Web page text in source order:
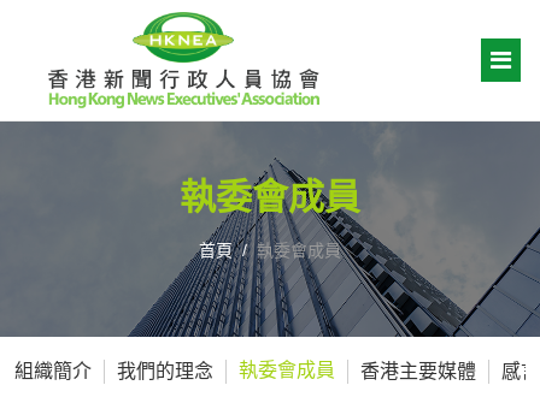
執委會成員
首頁 執委會成員
組織簡介 我們的理念 執委會成員 香港主要媒體 感